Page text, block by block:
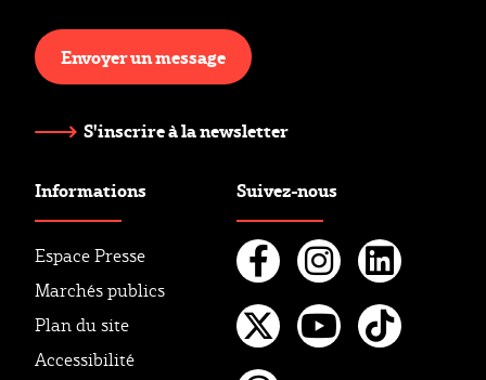
Envoyer un message
S'inscrire à la newsletter
Informations
Espace Presse
Marchés publics
Plan du site
Accessibilité
Suivez-nous
Facebook
Twitter